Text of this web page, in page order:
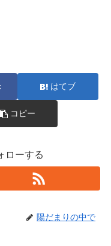
はてブ
コピー
ローする
陽だまりの中で